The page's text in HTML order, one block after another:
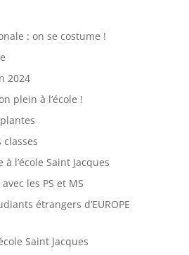
: on se costume !
2024
plein à l’école !
l’école Saint Jacques
les PS et MS
étrangers d’EUROPE
Saint Jacques